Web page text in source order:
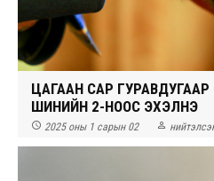
ЦАГААН САР
ШИНИЙН 2-НООС ЭХЭЛНЭ
 2025 оны 1 сарын 02 